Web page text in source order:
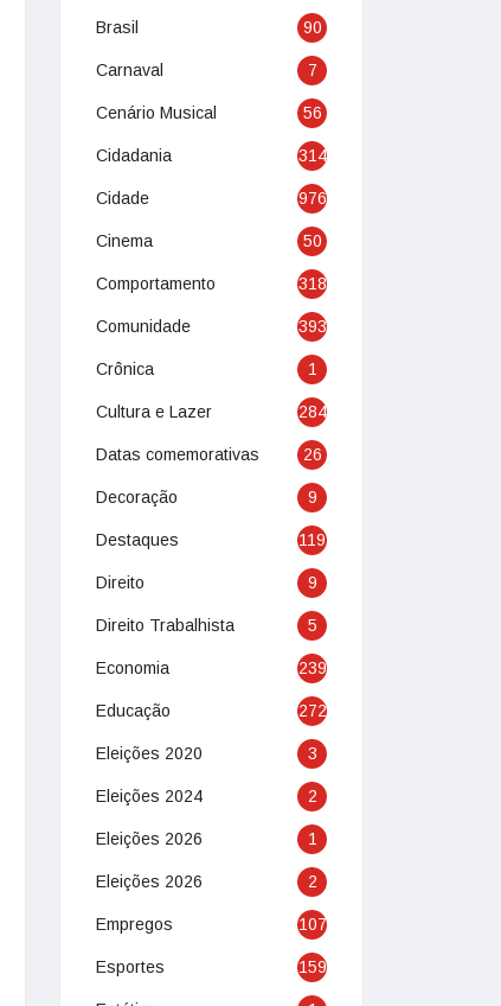
Brasil 90
Carnaval 7
Cenário Musical 56
Cidadania 314
Cidade 976
Cinema 50
Comportamento 318
Comunidade 393
Crônica 1
Cultura e Lazer 284
Datas comemorativas 26
Decoração 9
Destaques 119
Direito 9
Direito Trabalhista 5
Economia 239
Educação 272
Eleições 2020 3
Eleições 2024 2
Eleições 2026 1
Eleições 2026 2
Empregos 107
Esportes 159